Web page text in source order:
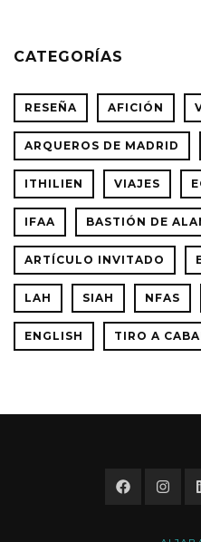
CATEGORÍAS
RESEÑA AFICIÓN
ARQUEROS DE MADRID
ITHILIEN VIAJES
IFAA BASTIÓN DE
ARTÍCULO INVITADO
LAH SIAH NFAS
ENGLISH TIRO A